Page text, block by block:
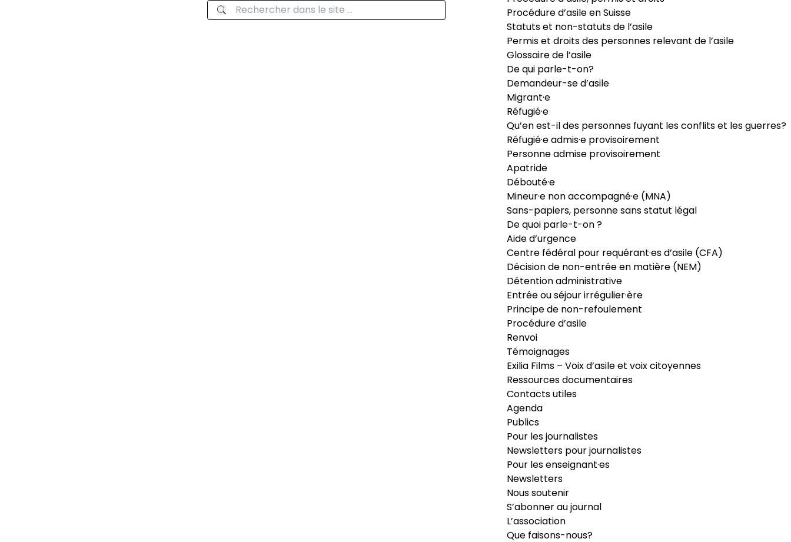
Procédure d’asile en Suisse
Statuts et non-statuts de l’asile
Permis et droits des personnes relevant de l’asile
Glossaire de l’asile
De qui parle-t-on?
Demandeur-se d’asile
Migrant·e
Réfugié·e
Qu’en est-il des personnes fuyant les conflits et les guerres?
Réfugié·e admis·e provisoirement
Personne admise provisoirement
Apatride
Débouté·e
Mineur·e non accompagné·e (MNA)
Sans-papiers, personne sans statut légal
De quoi parle-t-on ?
Aide d’urgence
Centre fédéral pour requérant·es d’asile (CFA)
Décision de non-entrée en matière (NEM)
Détention administrative
Entrée ou séjour irrégulier·ère
Principe de non-refoulement
Procédure d’asile
Renvoi
Témoignages
Exilia Films – Voix d’asile et voix citoyennes
Ressources documentaires
Contacts utiles
Agenda
Publics
Pour les journalistes
Newsletters pour journalistes
Pour les enseignant·es
Newsletters
Nous soutenir
S’abonner au journal
L’association
Que faisons-nous?